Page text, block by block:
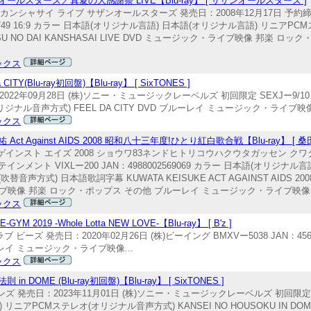
ンシャサイ ライブ サザンオールスターズ 発売日：2008年12月17日 予約
16:9 カラー 日本語(オリジナル言語) 日本語(オリジナル言語) リニア
NO DAI KANSHASAI LIVE DVD ミュージック・ライブ映像 邦楽 ロック
クス
ray初回盤)【Blu-ray】 [ SixTONES ]
年09月28日 (株)ソニー・ミュージックレーベルズ 初回限定 SEXJー9/
ナル音声方式) FEEL DA CITY DVD ブルーレイ ミュージック・ライブ映
クス
Act Against AIDS 2008 昭和八十三年度!ひとり紅白歌合戦【Blu-ray】 [ 桑
ンスト エイズ 2008 ショウワ83ネンドヒトリコウハクウタガッセン ク
インメント VIXLー200 JAN：4988002569069 カラー 日本語(オリジナル
替音声方式) 日本語歌詞字幕 KUWATA KEISUKE ACT AGAINST AIDS
映像 邦楽 ロック・ポップス その他 ブルーレイ ミュージック・ライブ映像
クス
GYM 2019 -Whole Lotta NEW LOVE-【Blu-ray】 [ B'z ]
ビーズ 発売日：2020年02月26日 (株)ビーイング BMXVー5038 JAN：
イ ミュージック・ライブ映像...
クス
則 in DOME (Blu-ray初回盤)【Blu-ray】 [ SixTONES ]
発売日：2023年11月01日 (株)ソニー・ミュージックレーベルズ 初回限
ニアPCMステレオ(オリジナル音声方式) KANSEI NO HOUSOKU IN